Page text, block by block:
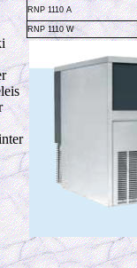
RNP 1110 A
RNP 1110 W